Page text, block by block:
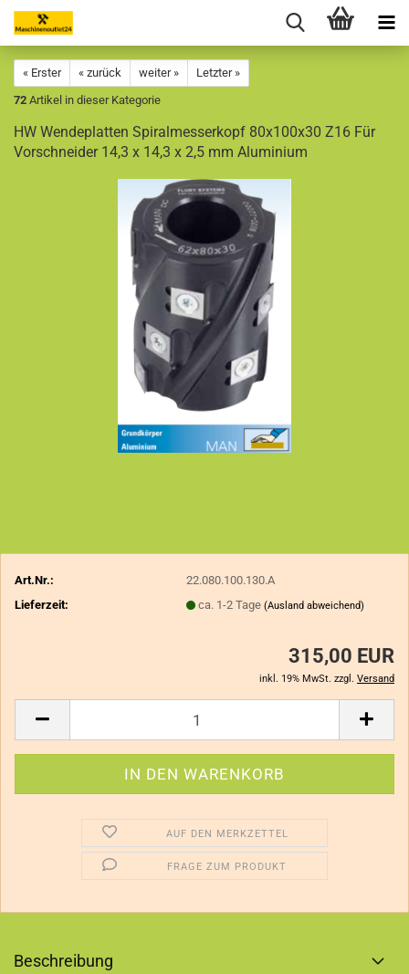
« Erster « zurück weiter »
Letzter »
72 Artikel in dieser Kategorie
HW Wendeplatten Spiralmesserkopf 80x100x30 Z16 Für
Vorschneider 14,3 x 14,3 x 2,5 mm Aluminium
Art.Nr.:
22.080.100.130.A
Lieferzeit:
ca. 1-2 Tage(Ausland abweichend)
315,00 EUR
inkl. 19% MwSt. zzgl. Versand
AUF DEN MERKZETTEL
FRAGE ZUM PRODUKT
Beschreibung